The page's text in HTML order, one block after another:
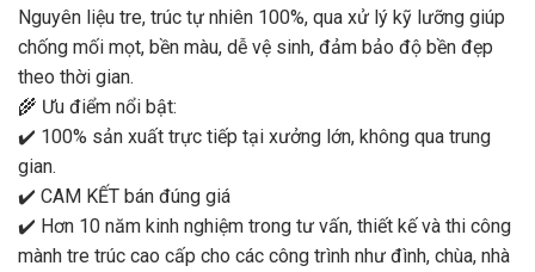
Nguyên liệu tre, trúc tự nhiên 100%, qua xử lý kỹ lưỡng giúp
chống mối mọt, bền màu, dễ vệ sinh, đảm bảo độ bền đẹp
theo thời gian.
🌾 Ưu điểm nổi bật:
✔️ 100% sản xuất trực tiếp tại xưởng lớn, không qua trung
gian.
✔️ CAM KẾT bán đúng giá
✔️ Hơn 10 năm kinh nghiệm trong tư vấn, thiết kế và thi công
mành tre trúc cao cấp cho các công trình như đình, chùa, nhà